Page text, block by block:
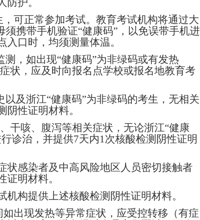
护。
可正常参加考试。教育考试机构将通过大
携带手机验证“健康码”，以免误带手机进
口时，均须测量体温。
，如出现“健康码”为非绿码或有发热
状，应及时向报名点学校或报名地教育考
及浙江“健康码”为非绿码的考生，无相关
性证明材料。
干咳、腹泻等相关症状，无论浙江“健康
诊治，并提供7天内1次核酸检测阴性证明
状感染者及中高风险地区人员密切接触者
明材料。
构提供上述核酸检测阴性证明材料。
出现发热等异常症状，应受控转移（有症